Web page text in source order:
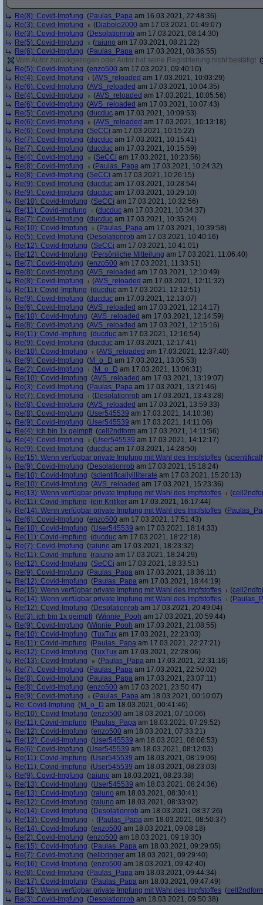
Re(8): Covid-Impfung (Paulas_Papa am 16.03.2021, 22:48:36)
Re(3): Covid-Impfung
(Diabolo2000 am 17.03.2021, 01:49:07)
Re(3): Covid-Impfung (Desolationrob am 17.03.2021, 08:14:30)
Re(5): Covid-Impfung
(raiuno am 17.03.2021, 08:21:22)
Re(6): Covid-Impfung (Paulas_Papa am 17.03.2021, 08:36:55)
Vom Autor zurückgezogen oder Autor hat seine Registrierung nicht bestätigt (
Re(5): Covid-Impfung (enzo500 am 17.03.2021, 09:40:10)
Re(4): Covid-Impfung
(AVS_reloaded am 17.03.2021, 10:03:29)
Re(6): Covid-Impfung (AVS_reloaded am 17.03.2021, 10:04:35)
Re(4): Covid-Impfung
(AVS_reloaded am 17.03.2021, 10:05:56)
Re(6): Covid-Impfung (AVS_reloaded am 17.03.2021, 10:07:43)
Re(5): Covid-Impfung (ducduc am 17.03.2021, 10:09:53)
Re(6): Covid-Impfung
(AVS_reloaded am 17.03.2021, 10:13:18)
Re(6): Covid-Impfung (SeCCi am 17.03.2021, 10:15:22)
Re(7): Covid-Impfung (ducduc am 17.03.2021, 10:15:41)
Re(7): Covid-Impfung (ducduc am 17.03.2021, 10:15:59)
Re(4): Covid-Impfung
(SeCCi am 17.03.2021, 10:23:56)
Re(8): Covid-Impfung
(Paulas_Papa am 17.03.2021, 10:24:32)
Re(8): Covid-Impfung (SeCCi am 17.03.2021, 10:26:15)
Re(9): Covid-Impfung (ducduc am 17.03.2021, 10:28:54)
Re(9): Covid-Impfung (ducduc am 17.03.2021, 10:29:10)
Re(10): Covid-Impfung (SeCCi am 17.03.2021, 10:32:56)
Re(11): Covid-Impfung
(ducduc am 17.03.2021, 10:34:37)
Re(7): Covid-Impfung (ducduc am 17.03.2021, 10:35:24)
Re(10): Covid-Impfung
(Paulas_Papa am 17.03.2021, 10:39:58)
Re(5): Covid-Impfung (Desolationrob am 17.03.2021, 10:40:16)
Re(12): Covid-Impfung (SeCCi am 17.03.2021, 10:41:01)
Re(12): Covid-Impfung (Persönliche Mitteilung am 17.03.2021, 11:06:40)
Re(7): Covid-Impfung (enzo500 am 17.03.2021, 11:33:51)
Re(8): Covid-Impfung (AVS_reloaded am 17.03.2021, 12:10:49)
Re(8): Covid-Impfung
(AVS_reloaded am 17.03.2021, 12:11:32)
Re(11): Covid-Impfung (ducduc am 17.03.2021, 12:12:51)
Re(9): Covid-Impfung (ducduc am 17.03.2021, 12:13:07)
Re(6): Covid-Impfung (AVS_reloaded am 17.03.2021, 12:14:17)
Re(10): Covid-Impfung (AVS_reloaded am 17.03.2021, 12:14:59)
Re(8): Covid-Impfung (AVS_reloaded am 17.03.2021, 12:15:16)
Re(11): Covid-Impfung (ducduc am 17.03.2021, 12:16:54)
Re(9): Covid-Impfung (ducduc am 17.03.2021, 12:17:41)
Re(10): Covid-Impfung
(AVS_reloaded am 17.03.2021, 12:37:40)
Re(9): Covid-Impfung (M_o_D am 17.03.2021, 13:05:53)
Re(2): Covid-Impfung
(M_o_D am 17.03.2021, 13:06:31)
Re(10): Covid-Impfung (AVS_reloaded am 17.03.2021, 13:19:07)
Re(3): Covid-Impfung (Paulas_Papa am 17.03.2021, 13:21:46)
Re(7): Covid-Impfung
(Desolationrob am 17.03.2021, 13:43:28)
Re(8): Covid-Impfung (AVS_reloaded am 17.03.2021, 13:59:33)
Re(8): Covid-Impfung (User545539 am 17.03.2021, 14:10:38)
Re(9): Covid-Impfung (User545539 am 17.03.2021, 14:11:06)
Re(4): ich bin 1x geimpft (cell2ndform am 17.03.2021, 14:11:56)
Re(4): Covid-Impfung
(User545539 am 17.03.2021, 14:12:17)
Re(9): Covid-Impfung (ducduc am 17.03.2021, 14:28:50)
Re(15): Wenn verfügbar private Impfung mit Wahl des Impfstoffes (
Re(9): Covid-Impfung (Desolationrob am 17.03.2021, 15:18:24)
Re(10): Covid-Impfung (scientificallyilliterate am 17.03.2021, 15:20:13)
Re(10): Covid-Impfung (AVS_reloaded am 17.03.2021, 15:23:36)
Re(13): Wenn verfügbar private Impfung mit Wahl des Impfstoffes
(
Re(11): Covid-Impfung (ein Kritiker am 17.03.2021, 16:17:44)
Re(14): Wenn verfügbar private Impfung mit Wahl des Impfstoffes (
Re(6): Covid-Impfung (enzo500 am 17.03.2021, 17:51:43)
Re(10): Covid-Impfung (User545539 am 17.03.2021, 18:14:33)
Re(11): Covid-Impfung (ducduc am 17.03.2021, 18:22:18)
Re(7): Covid-Impfung (raiuno am 17.03.2021, 18:23:32)
Re(11): Covid-Impfung (raiuno am 17.03.2021, 18:24:29)
Re(12): Covid-Impfung (SeCCi am 17.03.2021, 18:33:51)
Re(9): Covid-Impfung (Paulas_Papa am 17.03.2021, 18:36:11)
Re(12): Covid-Impfung (Paulas_Papa am 17.03.2021, 18:44:19)
Re(15): Wenn verfügbar private Impfung mit Wahl des Impfstoffes
(
Re(14): Wenn verfügbar private Impfung mit Wahl des Impfstoffes
(
Re(12): Covid-Impfung (Desolationrob am 17.03.2021, 20:49:04)
Re(3): ich bin 1x geimpft (Winnie_Pooh am 17.03.2021, 20:59:44)
Re(9): Covid-Impfung (Winnie_Pooh am 17.03.2021, 21:08:55)
Re(10): Covid-Impfung (TuxTux am 17.03.2021, 22:23:03)
Re(11): Covid-Impfung (Paulas_Papa am 17.03.2021, 22:27:21)
Re(12): Covid-Impfung (TuxTux am 17.03.2021, 22:28:06)
Re(13): Covid-Impfung
(Paulas_Papa am 17.03.2021, 22:31:16)
Re(7): Covid-Impfung (Paulas_Papa am 17.03.2021, 22:50:02)
Re(8): Covid-Impfung (Paulas_Papa am 17.03.2021, 23:07:11)
Re(8): Covid-Impfung (enzo500 am 17.03.2021, 23:50:47)
Re(9): Covid-Impfung
(Paulas_Papa am 18.03.2021, 00:10:07)
Re: Covid-Impfung (M_o_D am 18.03.2021, 00:41:46)
Re(10): Covid-Impfung (enzo500 am 18.03.2021, 07:10:06)
Re(11): Covid-Impfung (Paulas_Papa am 18.03.2021, 07:29:52)
Re(12): Covid-Impfung (enzo500 am 18.03.2021, 07:33:21)
Re(12): Covid-Impfung (User545539 am 18.03.2021, 08:06:53)
Re(6): Covid-Impfung (User545539 am 18.03.2021, 08:12:03)
Re(11): Covid-Impfung (User545539 am 18.03.2021, 08:19:06)
Re(11): Covid-Impfung (User545539 am 18.03.2021, 08:23:03)
Re(9): Covid-Impfung (raiuno am 18.03.2021, 08:23:38)
Re(13): Covid-Impfung (User545539 am 18.03.2021, 08:24:36)
Re(13): Covid-Impfung (raiuno am 18.03.2021, 08:30:41)
Re(12): Covid-Impfung (raiuno am 18.03.2021, 08:33:02)
Re(14): Covid-Impfung (Desolationrob am 18.03.2021, 08:37:26)
Re(13): Covid-Impfung
(Paulas_Papa am 18.03.2021, 08:50:37)
Re(14): Covid-Impfung (enzo500 am 18.03.2021, 09:08:18)
Re(2): Covid-Impfung (enzo500 am 18.03.2021, 09:19:30)
Re(15): Covid-Impfung (Paulas_Papa am 18.03.2021, 09:29:05)
Re(7): Covid-Impfung (hellbringer am 18.03.2021, 09:29:40)
Re(16): Covid-Impfung (enzo500 am 18.03.2021, 09:42:40)
Re(8): Covid-Impfung (Paulas_Papa am 18.03.2021, 09:44:34)
Re(17): Covid-Impfung (Paulas_Papa am 18.03.2021, 09:47:49)
Re(15): Wenn verfügbar private Impfung mit Wahl des Impfstoffes (
Re(3): Covid-Impfung (Desolationrob am 18.03.2021, 09:50:38)